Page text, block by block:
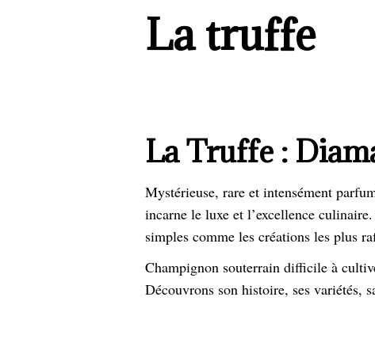
La truffe
La Truffe :
Mystérieuse, rare et intensément
incarne le luxe et l’excellence
simples comme les créations les plus
Champignon souterrain difficile à
Découvrons son histoire, ses variétés,